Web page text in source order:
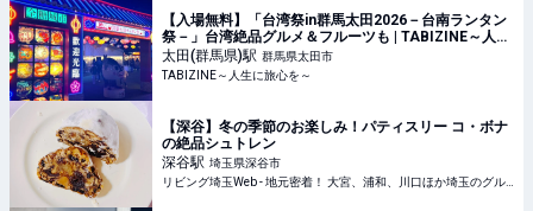
【入場無料】「台湾祭in群馬太田2026－台南ランタン
祭－」台湾絶品グルメ＆フルーツも | TABIZINE～人生
に旅心を～
太田(群馬県)駅 群馬県太田市
TABIZINE～人生に旅心を～
【深谷】冬の季節のお楽しみ！パティスリー コ・ボナ
の絶品シュトレン
深谷駅 埼玉県深谷市